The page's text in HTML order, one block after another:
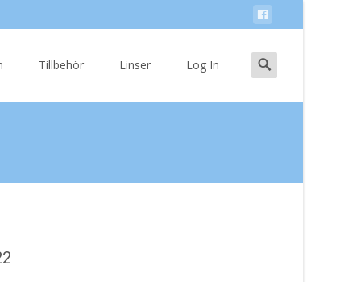
Tillbehör Linser Log In
Search
for: